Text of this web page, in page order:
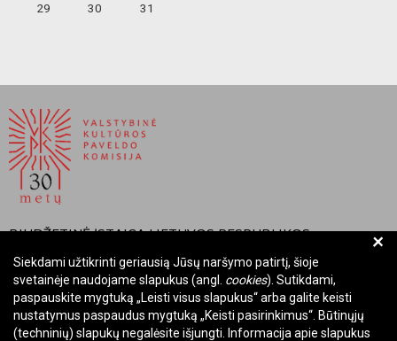
29
30 31
BIUDŽETINĖ ĮSTAIGA LIETUVOS RESPUBLIKOS
VALSTYBINĖ KULTŪROS PAVELDO KOMISIJA
Įmonės kodas: Juridinių asmenų registre 288700520
Adresas: Rūdninkų g. 13, 01135 Vilnius
Telefonas: +370 699 13972
+
Siekdami užtikrinti geriausią Jūsų naršymo patirtį, šioje
svetainėje naudojame slapukus (angl. cookies). Sutikdami,
paspauskite mygtuką „Leisti visus slapukus“ arba galite keisti
nustatymus paspaudus mygtuką „Keisti pasirinkimus“. Būtinųjų
(techninių) slapukų negalėsite išjungti. Informacija apie slapukus